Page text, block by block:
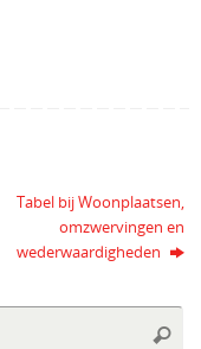
Tabel bij Woonplaatsen,
omzwervingen en
wederwaardigheden